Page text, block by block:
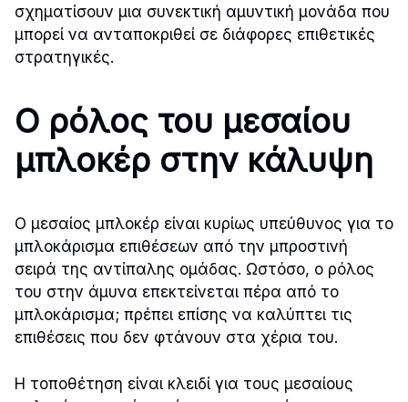
σχηματίσουν μια συνεκτική αμυντική μονάδα που
μπορεί να ανταποκριθεί σε διάφορες επιθετικές
στρατηγικές.
Ο ρόλος του μεσαίου
μπλοκέρ στην κάλυψη
Ο μεσαίος μπλοκέρ είναι κυρίως υπεύθυνος για το
μπλοκάρισμα επιθέσεων από την μπροστινή
σειρά της αντίπαλης ομάδας. Ωστόσο, ο ρόλος
του στην άμυνα επεκτείνεται πέρα από το
μπλοκάρισμα; πρέπει επίσης να καλύπτει τις
επιθέσεις που δεν φτάνουν στα χέρια του.
Η τοποθέτηση είναι κλειδί για τους μεσαίους